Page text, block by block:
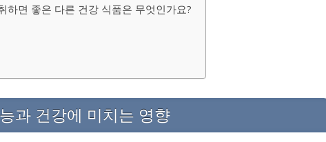
하면 좋은 다른 건강 식품은 무엇인가요?
과 건강에 미치는 영향